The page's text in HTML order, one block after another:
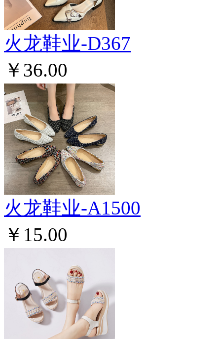
火龙鞋业-D367
￥36.00
火龙鞋业-A1500
￥15.00